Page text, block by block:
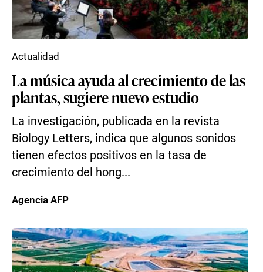
La música ayuda al crecimiento de las
plantas, sugiere nuevo estudio
La investigación, publicada en la revista
Biology Letters, indica que algunos sonidos
tienen efectos positivos en la tasa de
crecimiento del hong...
Actualidad
Agencia AFP